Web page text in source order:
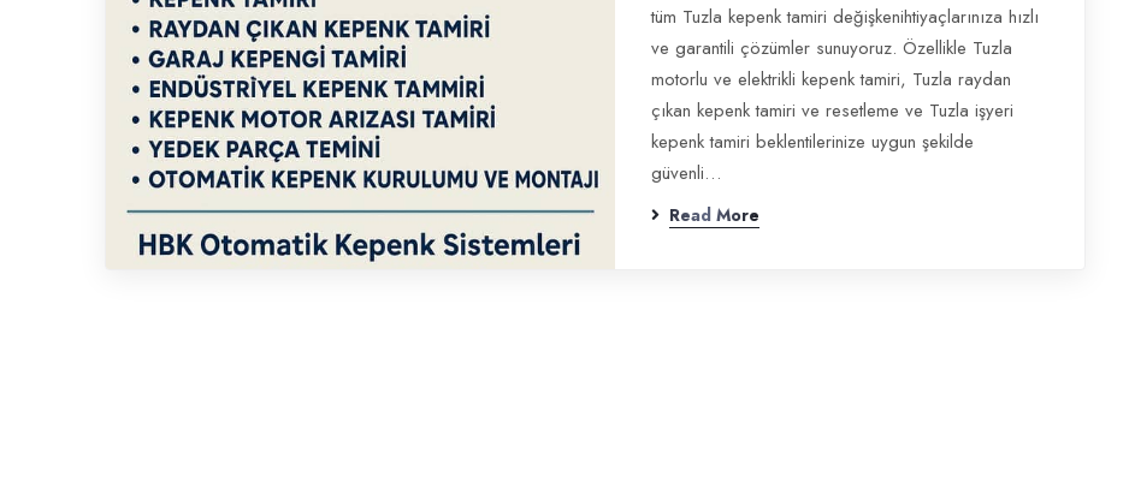
tüm Tuzla kepenk tamiri değişkenihtiyaçlarınıza hızlı
ve garantili çözümler sunuyoruz. Özellikle Tuzla
motorlu ve elektrikli kepenk tamiri, Tuzla raydan
çıkan kepenk tamiri ve resetleme ve Tuzla işyeri
kepenk tamiri beklentilerinize uygun şekilde
güvenli…
Read More